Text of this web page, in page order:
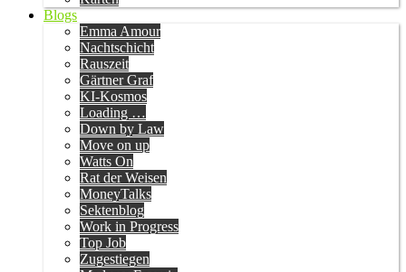
Blogs
Emma Amour
Nachtschicht
Rauszeit
Gärtner Graf
KI-Kosmos
Loading …
Down by Law
Move on up
Watts On
Rat der Weisen
MoneyTalks
Sektenblog
Work in Progress
Top Job
Zugestiegen